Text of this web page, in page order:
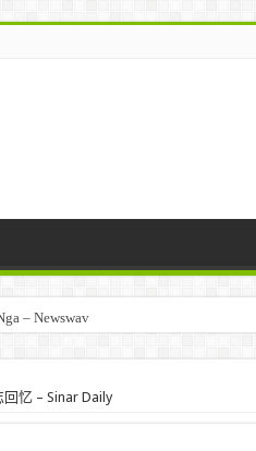
– Newswav
忆 – Sinar Daily